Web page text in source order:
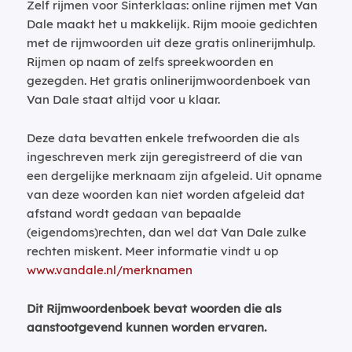
Zelf rijmen voor Sinterklaas: online rijmen met Van
Dale maakt het u makkelijk. Rijm mooie gedichten
met de rijmwoorden uit deze gratis onlinerijmhulp.
Rijmen op naam of zelfs spreekwoorden en
gezegden. Het gratis onlinerijmwoordenboek van
Van Dale staat altijd voor u klaar.
Deze data bevatten enkele trefwoorden die als
ingeschreven merk zijn geregistreerd of die van
een dergelijke merknaam zijn afgeleid. Uit opname
van deze woorden kan niet worden afgeleid dat
afstand wordt gedaan van bepaalde
(eigendoms)rechten, dan wel dat Van Dale zulke
rechten miskent. Meer informatie vindt u op
www.vandale.nl/merknamen
Dit Rijmwoordenboek bevat woorden die als
aanstootgevend kunnen worden ervaren.